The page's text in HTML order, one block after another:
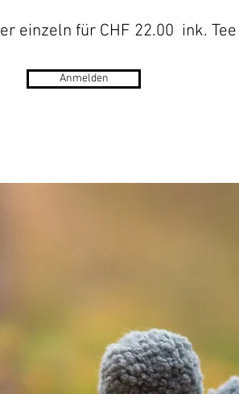
einzeln für CHF 22.00 ink.
Anmelden